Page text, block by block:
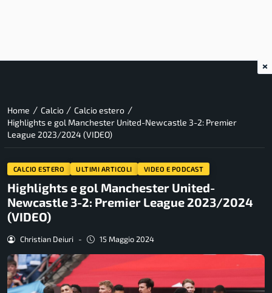
Home / Calcio / Calcio estero /
Highlights e gol Manchester United-Newcastle 3-2: Premier
League 2023/2024 (VIDEO)
CALCIO ESTERO ULTIMI ARTICOLI VIDEO E PODCAST
Highlights e gol Manchester United-
Newcastle 3-2: Premier League 2023/2024
(VIDEO)
Christian Deiuri - 15 Maggio 2024
×